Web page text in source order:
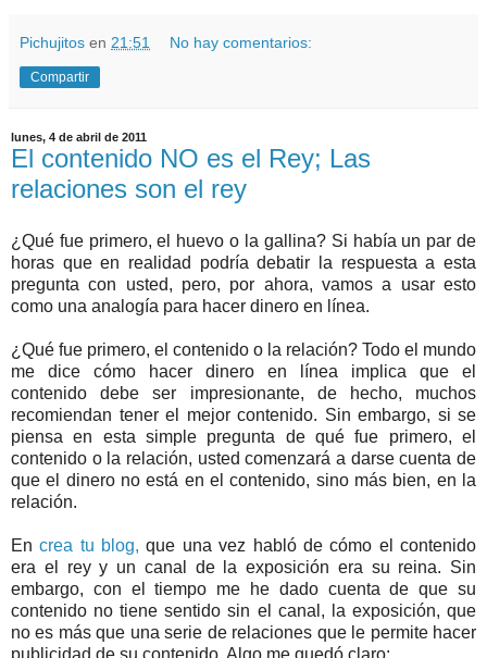
Pichujitos en 21:51 No hay comentarios:
Compartir
lunes, 4 de abril de 2011
El contenido NO es el Rey; Las
relaciones son el rey
¿Qué fue primero, el huevo o la gallina? Si había un par de
horas que en realidad podría debatir la respuesta a esta
pregunta con usted, pero, por ahora, vamos a usar esto
como una analogía para hacer dinero en línea.
¿Qué fue primero, el contenido o la relación? Todo el mundo
me dice cómo hacer dinero en línea implica que el
contenido debe ser impresionante, de hecho, muchos
recomiendan tener el mejor contenido. Sin embargo, si se
piensa en esta simple pregunta de qué fue primero, el
contenido o la relación, usted comenzará a darse cuenta de
que el dinero no está en el contenido, sino más bien, en la
relación.
Encrea tu blog, que una vez habló de cómo el contenido
era el rey y un canal de la exposición era su reina. Sin
embargo, con el tiempo me he dado cuenta de que su
contenido no tiene sentido sin el canal, la exposición, que
no es más que una serie de relaciones que le permite hacer
publicidad de su contenido. Algo me quedó claro: